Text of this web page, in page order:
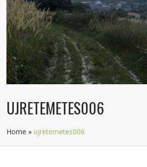
UJRETEMETES006
Home »ujretemetes006